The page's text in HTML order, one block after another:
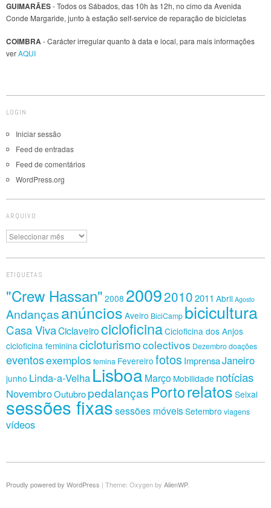
GUIMARÃES- Todos os Sábados, das 10h às 12h, no cimo da Avenida
Conde Margaride, junto à estação self-service de reparação de bicicletas
COIMBRA- Carácter irregular quanto à data e local, para mais informações
verAQUI
LOGIN
Iniciar sessão
Feed de entradas
Feed de comentários
WordPress.org
ARQUIVO
Arquivo
ETIQUETAS
"Crew Hassan" 2008 200920102011 Abril Agosto
Andançasanúncios Aveiro BiciCamp bicicultura
Casa VivaCiclaveirocicloficinaCicloficina dos Anjos
cicloficina femininacicloturismocolectivos Dezembrodoações
eventosexemplos femina Fevereiro fotos ImprensaJaneiro
junho Linda-a-Velha LisboaMarço Mobilidade notícias
NovembroOutubropedalanças Portorelatos Seixal
sessões fixassessões móveisSetembro viagens
vídeos
Proudly powered by WordPress | Theme: Oxygen by AlienWP.